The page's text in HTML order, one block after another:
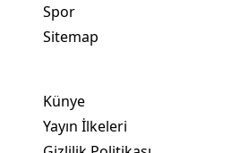
Spor
Sitemap
Künye
Yayın İlkeleri